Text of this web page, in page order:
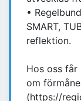
•
SMART,
reflektion.
Hos oss får
om
(https://